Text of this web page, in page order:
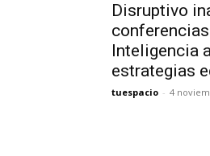
Disruptivo
Inteligencia
estrategias
tuespacio - 4